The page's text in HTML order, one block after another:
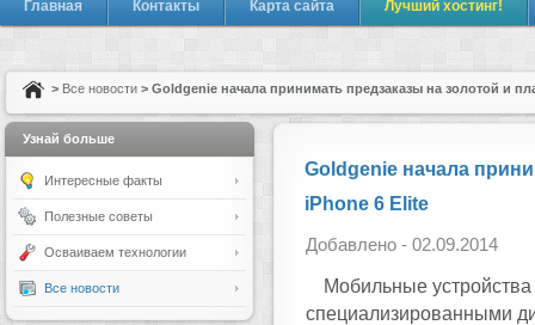
Главная Контакты Карта сайта Лучший хостинг!
> Все новости > Goldgenie начала принимать предзаказы на золотой и
Goldgenie начала
iPhone 6 Elite
Добавлено - 02.09.2014
Мобильные
специализированными
Узнай больше
Интересные факты
Полезные советы
Осваиваем технологии
Все новости